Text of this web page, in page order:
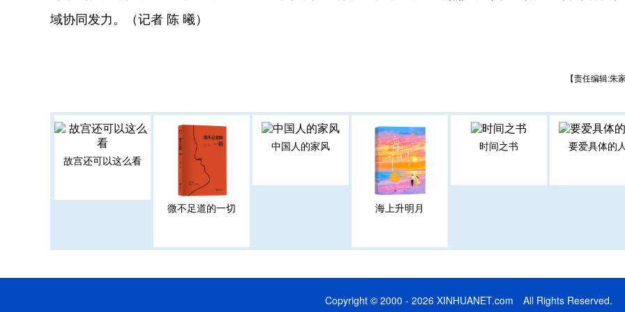
域协同发力。（记者 陈 曦）
【责任编辑:朱
故宫还可以这么看
微不足道的一切
中国人的家风
海上升明月
时间之书 要爱具体的人
Copyright © 2000 - 2026 XINHUANET.com All Rights Reserved.